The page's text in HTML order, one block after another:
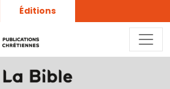
Éditions